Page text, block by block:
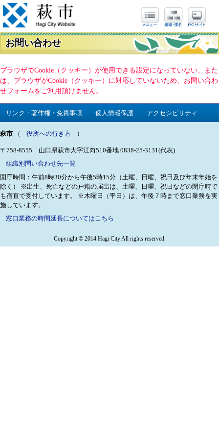
お問い合わせ
ブラウザでCookie（クッキー）が使用できる設定になっていない、また
は、ブラウザがCookie（クッキー）に対応していないため、お問い合わ
せフォームをご利用頂けません。
リンク・著作権・免責事項 個人情報保護 アクセシビリティ
萩市 （ 役所への行き方 ）
〒758-8555 山口県萩市大字江向510番地 0838-25-3131(代表)
組織別問い合わせ先一覧
開庁時間：午前8時30分から午後5時15分（土曜、日曜、祝日及び年末年始を
除く）
※出生、死亡などの戸籍の届出は、土曜、日曜、祝日などの閉庁時で
も宿直で受付しています。
※木曜日（平日）は、午後７時まで窓口業務を実
施しています。
窓口業務の時間延長についてはこちら
Copyright © 2014 Hagi City All rights reserved.